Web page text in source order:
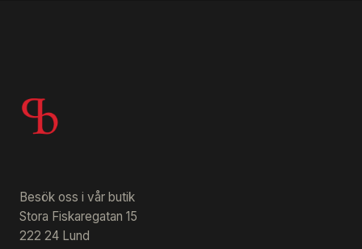
Besök oss i vår butik
Stora Fiskaregatan 15
222 24 Lund